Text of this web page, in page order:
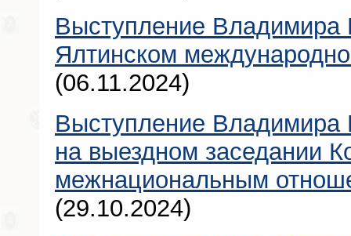
Выступление Владимира
Ялтинском
(06.11.2024)
Выступление Владимира
на выездном заседании
межнациональным
(29.10.2024)